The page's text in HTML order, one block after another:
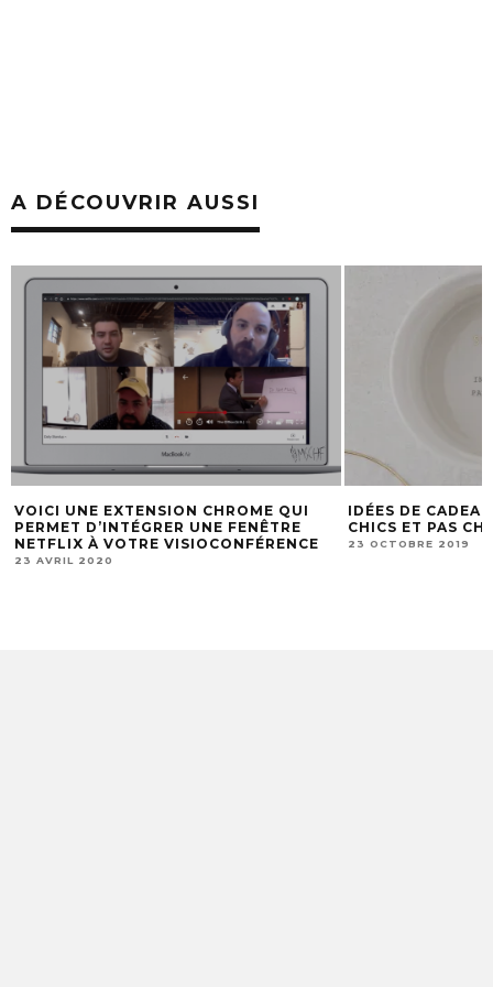
A DÉCOUVRIR AUSSI
CHROME QUI
UNE FENÊTRE
IDÉES DE CADEAUX ÉTONNAMMENT
CHICS ET PAS CHERS!
23 OCTOBRE 2019